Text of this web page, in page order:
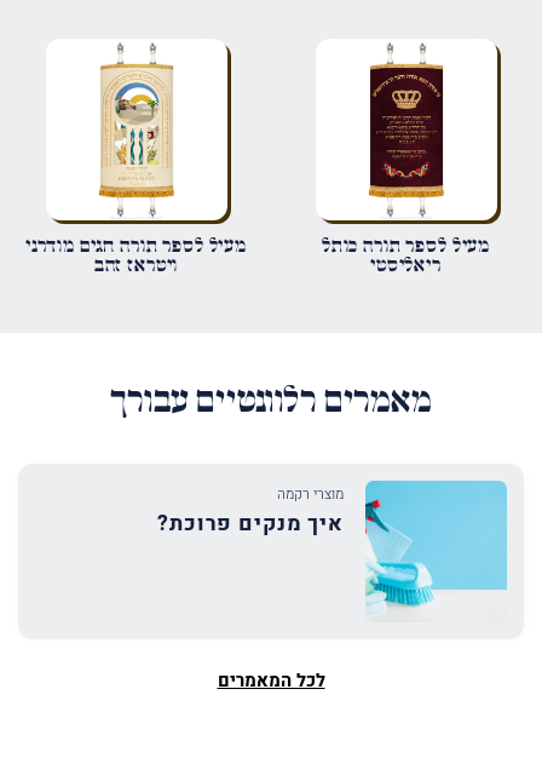
שמור בדפדפן זה את השם, האימייל והאתר שלי לפעם הבאה שאגיב.
מעיל לספר תורה כותל
ריאליסטי
מעיל לספר תורה חגים מודרני
ויטראז זהב
מאמרים רלוונטיים עבורך
מוצרי רקמה
איך מנקים פרוכת?
לכל המאמרים